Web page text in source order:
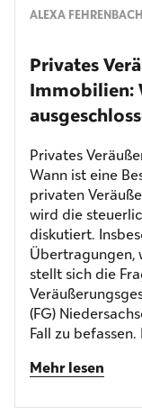
ALEXA FEHRENBACH
Privates
Immobilien:
Privates
Wann ist eine
privaten
wird die
diskutiert.
Übertragungen,
stellt sich die
(FG)
Fall zu
Mehr lesen